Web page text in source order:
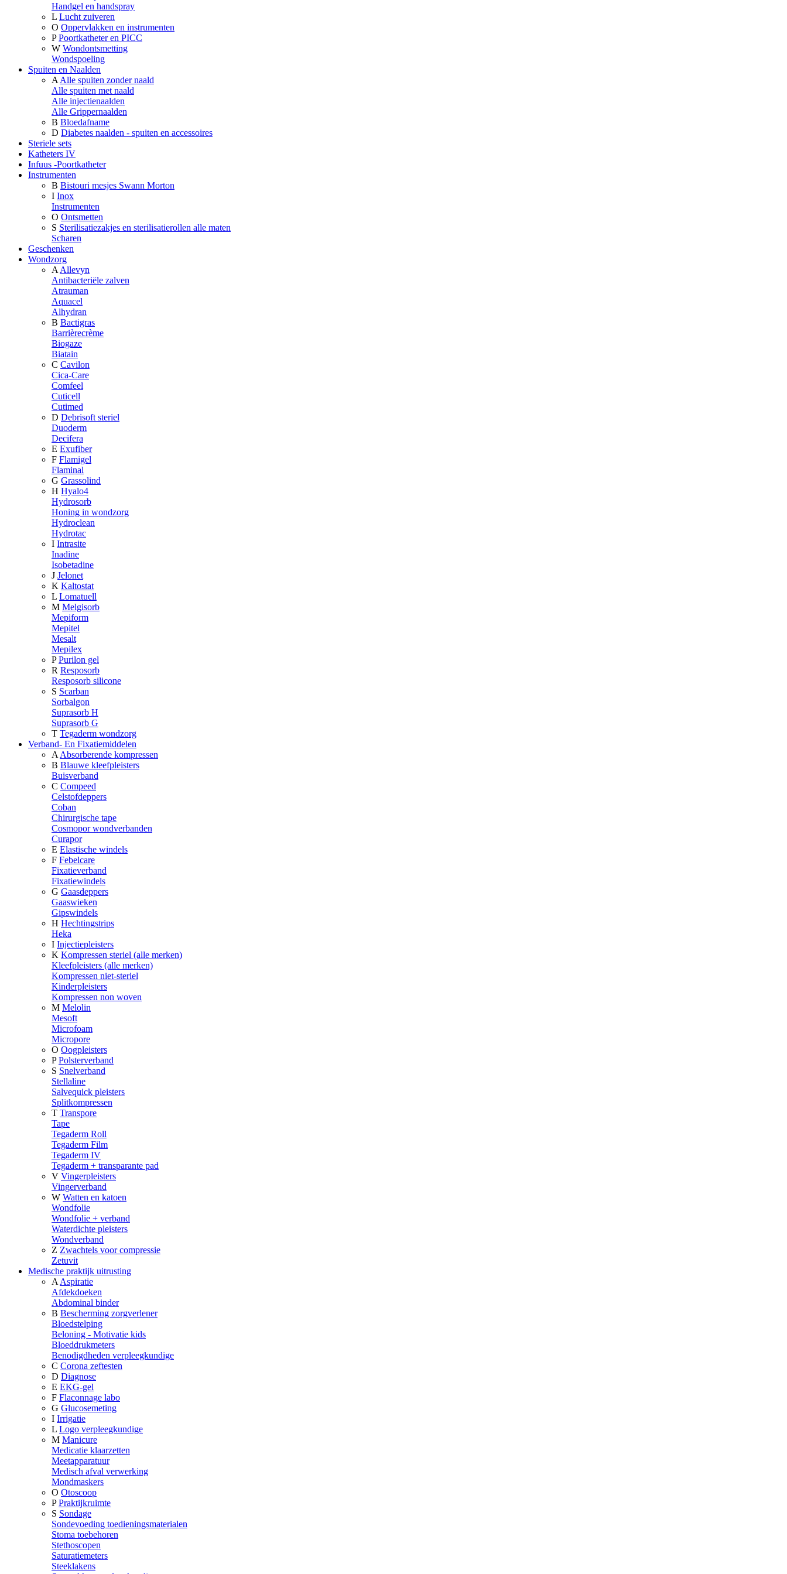
Handgel en handspray
L Lucht zuiveren
O Oppervlakken en instrumenten
P Poortkatheter en PICC
W Wondontsmetting
Wondspoeling
Spuiten en Naalden
A Alle spuiten zonder naald
Alle spuiten met naald
Alle injectienaalden
Alle Grippernaalden
B Bloedafname
D Diabetes naalden - spuiten en accessoires
Steriele sets
Katheters IV
Infuus -Poortkatheter
Instrumenten
B Bistouri mesjes Swann Morton
I Inox
Instrumenten
O Ontsmetten
S Sterilisatiezakjes en sterilisatierollen alle maten
Scharen
Geschenken
Wondzorg
A Allevyn
Antibacteriële zalven
Atrauman
Aquacel
Alhydran
B Bactigras
Barrièrecrème
Biogaze
Biatain
C Cavilon
Cica-Care
Comfeel
Cuticell
Cutimed
D Debrisoft steriel
Duoderm
Decifera
E Exufiber
F Flamigel
Flaminal
G Grassolind
H Hyalo4
Hydrosorb
Honing in wondzorg
Hydroclean
Hydrotac
I Intrasite
Inadine
Isobetadine
J Jelonet
K Kaltostat
L Lomatuell
M Melgisorb
Mepiform
Mepitel
Mesalt
Mepilex
P Purilon gel
R Resposorb
Resposorb silicone
S Scarban
Sorbalgon
Suprasorb H
Suprasorb G
T Tegaderm wondzorg
Verband- En Fixatiemiddelen
A Absorberende kompressen
B Blauwe kleefpleisters
Buisverband
C Compeed
Celstofdeppers
Coban
Chirurgische tape
Cosmopor wondverbanden
Curapor
E Elastische windels
F Febelcare
Fixatieverband
Fixatiewindels
G Gaasdeppers
Gaaswieken
Gipswindels
H Hechtingstrips
Heka
I Injectiepleisters
K Kompressen steriel (alle merken)
Kleefpleisters (alle merken)
Kompressen niet-steriel
Kinderpleisters
Kompressen non woven
M Melolin
Mesoft
Microfoam
Micropore
O Oogpleisters
P Polsterverband
S Snelverband
Stellaline
Salvequick pleisters
Splitkompressen
T Transpore
Tape
Tegaderm Roll
Tegaderm Film
Tegaderm IV
Tegaderm + transparante pad
V Vingerpleisters
Vingerverband
W Watten en katoen
Wondfolie
Wondfolie + verband
Waterdichte pleisters
Wondverband
Z Zwachtels voor compressie
Zetuvit
Medische praktijk uitrusting
A Aspiratie
Afdekdoeken
Abdominal binder
B Bescherming zorgverlener
Bloedstelping
Beloning - Motivatie kids
Bloeddrukmeters
Benodigdheden verpleegkundige
C Corona zeftesten
D Diagnose
E EKG-gel
F Flaconnage labo
G Glucosemeting
I Irrigatie
L Logo verpleegkundige
M Manicure
Medicatie klaarzetten
Meetapparatuur
Medisch afval verwerking
Mondmaskers
O Otoscoop
P Praktijkruimte
S Sondage
Sondevoeding toedieningsmaterialen
Stoma toebehoren
Stethoscopen
Saturatiemeters
Steeklakens